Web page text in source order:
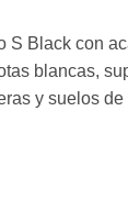
S Black con
blancas,
y suelos de